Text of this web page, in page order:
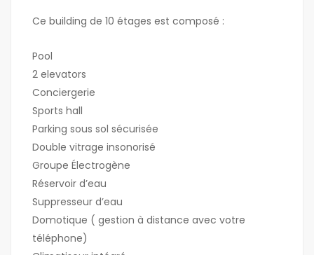
Ce building de 10 étages est composé :
Pool
2 elevators
Conciergerie
Sports hall
Parking sous sol sécurisée
Double vitrage insonorisé
Groupe Électrogène
Réservoir d’eau
Suppresseur d’eau
Domotique ( gestion à distance avec votre
téléphone)